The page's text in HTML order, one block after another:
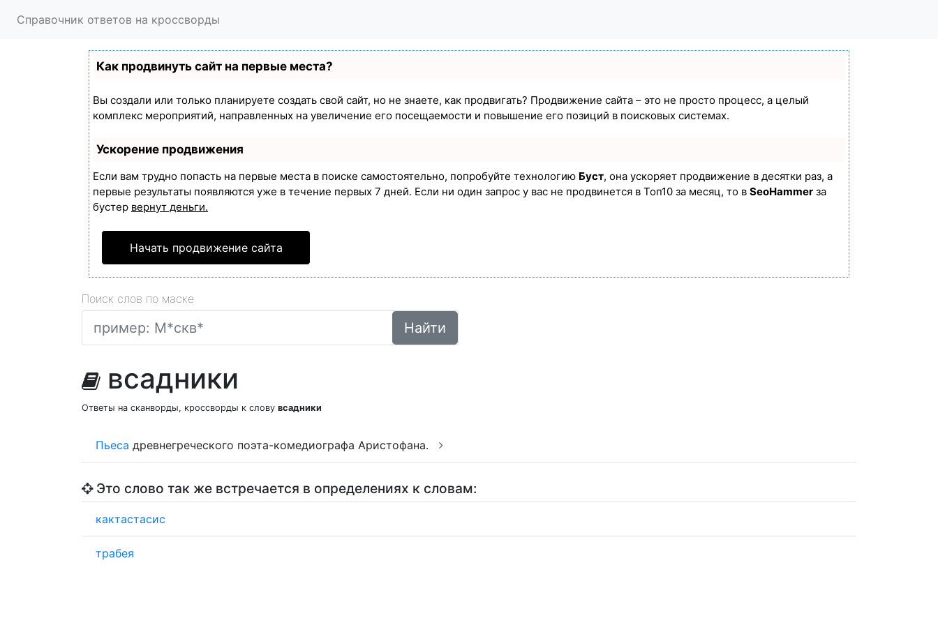
Справочник ответов на кроссворды
Как продвинуть сайт на первые места?
Вы создали или только планируете создать свой сайт, но не знаете, как продвигать? Продвижение сайта – это не просто процесс, а целый
комплекс мероприятий, направленных на увеличение его посещаемости и повышение его позиций в поисковых системах.
Ускорение продвижения
Если вам трудно попасть на первые места в поиске самостоятельно, попробуйте технологию Буст, она ускоряет продвижение в десятки раз, а
первые результаты появляются уже в течение первых 7 дней. Если ни один запрос у вас не продвинется в Топ10 за месяц, то в SeoHammer за
бустер вернут деньги.
Начать продвижение сайта
Поиск слов по маске
Найти
всадники
Ответы на сканворды, кроссворды к слову всадники
Пьеса древнегреческого поэта-комедиографа Аристофана.
Это слово так же встречается в определениях к словам:
кактастасис
трабея